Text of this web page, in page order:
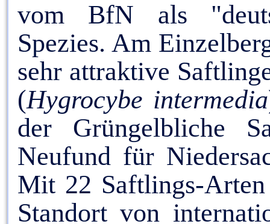
vom BfN als
Spezies. Am
sehr attraktive
(Hygrocybe intermedia
der Grüngelbliche
Neufund für
Mit 22 Saftlings-
Standort von